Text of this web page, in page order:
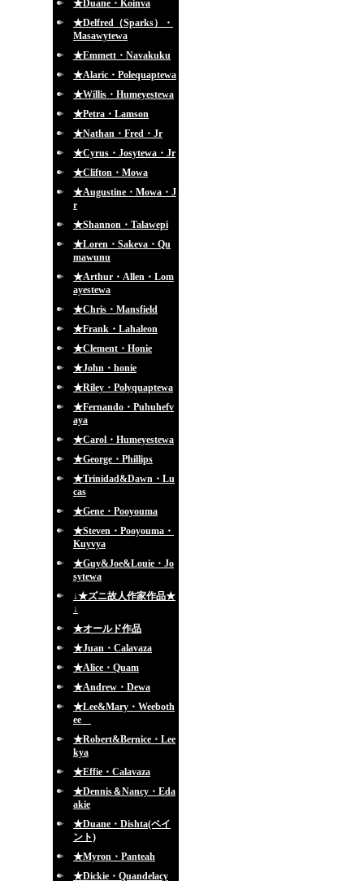
★Duane・Koinva
★Delfred（Sparks）・
Masawytewa
★Emmett・Navakuku
★Alaric・Polequaptewa
★Willis・Humeyestewa
★Petra・Lamson
★Nathan・Fred・Jr
★Cyrus・Josytewa・Jr
★Clifton・Mowa
★Augustine・Mowa・J
r
★Shannon・Talawepi
★Loren・Sakeva・Qu
mawunu
★Arthur・Allen・Lom
ayestewa
★Chris・Mansfield
★Frank・Lahaleon
★Clement・Honie
★John・honie
★Riley・Polyquaptewa
★Fernando・Puhuhefv
aya
★Carol・Humeyestewa
★George・Phillips
★Trinidad&Dawn・Lu
cas
★Gene・Pooyouma
★Steven・Pooyouma・
Kuyvya
★Guy&Joe&Louie・Jo
sytewa
↓★ズニ故人作家作品★
↓
★オールド作品
★Juan・Calavaza
★Alice・Quam
★Andrew・Dewa
★Lee&Mary・Weeboth
ee
★Robert&Bernice・Lee
kya
★Effie・Calavaza
★Dennis＆Nancy・Eda
akie
★Duane・Dishta(ペイ
ント)
★Myron・Panteah
★Dickie・Quandelacy